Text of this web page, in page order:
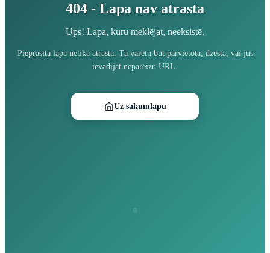
404 - Lapa nav atrasta
Ups! Lapa, kuru meklējat, neeksistē.
Pieprasītā lapa netika atrasta. Tā varētu būt pārvietota, dzēsta, vai jūs
ievadījāt nepareizu URL.
Uz sākumlapu